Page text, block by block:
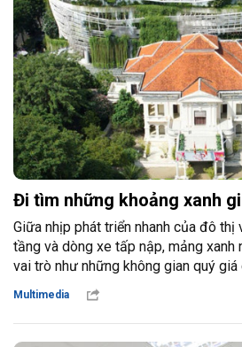
Đi tìm những khoảng xanh
Giữa nhịp phát triển nhanh của đô thị
tầng và dòng xe tấp nập, mảng xanh
vai trò như những không gian quý giá
Multimedia